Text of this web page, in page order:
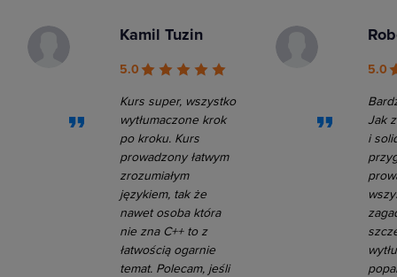
Kamil Tuzin
5.0
Kurs super, wszystko
wytłumaczone krok
po kroku. Kurs
prowadzony łatwym
zrozumiałym
językiem, tak że
nawet osoba która
nie zna C++ to z
łatwością ogarnie
temat. Polecam, jeśli
5.0
Jak
i